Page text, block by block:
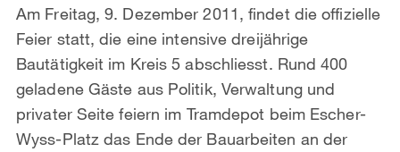
Am Freitag, 9. Dezember 2011, findet die offizielle
Feier statt, die eine intensive dreijährige
Bautätigkeit im Kreis 5 abschliesst. Rund 400
geladene Gäste aus Politik, Verwaltung und
privater Seite feiern im Tramdepot beim Escher-
Wyss-Platz das Ende der Bauarbeiten an der